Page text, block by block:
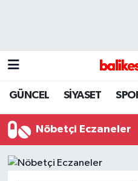
GÜNCEL SİYASET
Nöbetçi Eczaneler